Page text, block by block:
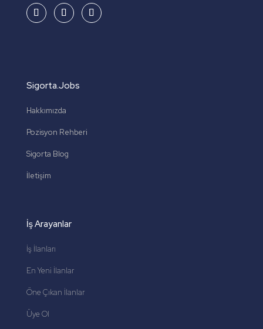
Sigorta.Jobs
Hakkımızda
Pozisyon Rehberi
Sigorta Blog
İletişim
İş Arayanlar
İş İlanları
En Yeni İlanlar
Öne Çıkan İlanlar
Üye Ol